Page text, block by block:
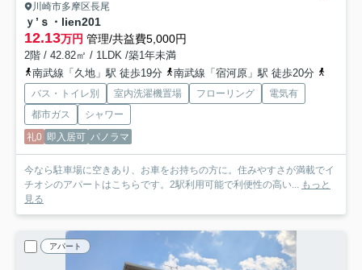
川崎市多摩区長尾
ｙ’ｓ・lien201
12.13万円 管理/共益費5,000円
2階 / 42.82㎡ / 1LDK /築1年未満
南武線「久地」駅 徒歩19分
南武線「宿河原」駅 徒歩20分
バス・トイレ別 室内洗濯機置場 フローリング
電気有
都市ガス
シャワー
礼0 即入居可 パノラマ
今なら駐車場に空きあり、お車をお持ちの方に。住みやすさが満載でイ
チオシのアパートはこちらです。2駅利用可能で利便性の高い... もっと
見る
アパート